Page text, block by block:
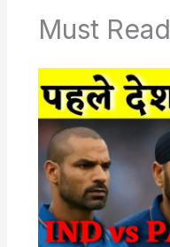
Must Read